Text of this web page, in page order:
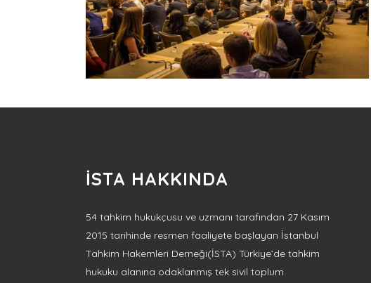
İSTA HAKKINDA
54 tahkim hukukçusu ve uzmanı tarafından 27 Kasım
2015 tarihinde resmen faaliyete başlayan İstanbul
Tahkim Hakemleri Derneği(İSTA) Türkiye’de tahkim
hukuku alanına odaklanmış tek sivil toplum